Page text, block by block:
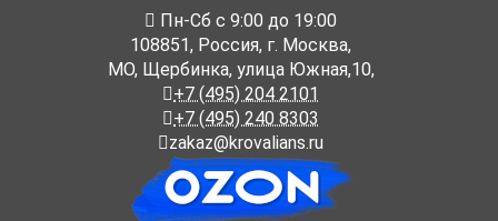
Пн-Cб с 9:00 до 19:00
108851, Россия, г. Москва,
МО, Щербинка, улица Южная,10,
+7 (495) 204 2101
+7 (495) 240 8303
zakaz@krovalians.ru